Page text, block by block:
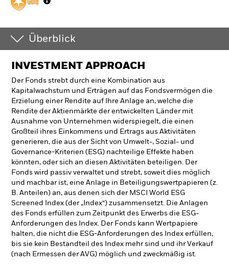
Überblick
INVESTMENT APPROACH
Der Fonds strebt durch eine Kombination aus
Kapitalwachstum und Erträgen auf das Fondsvermögen die
Erzielung einer Rendite auf Ihre Anlage an, welche die
Rendite der Aktienmärkte der entwickelten Länder mit
Ausnahme von Unternehmen widerspiegelt, die einen
Großteil ihres Einkommens und Ertrags aus Aktivitäten
generieren, die aus der Sicht von Umwelt-, Sozial- und
Governance-Kriterien (ESG) nachteilige Effekte haben
könnten, oder sich an diesen Aktivitäten beteiligen. Der
Fonds wird passiv verwaltet und strebt, soweit dies möglich
und machbar ist, eine Anlage in Beteiligungswertpapieren (z.
B. Anteilen) an, aus denen sich der MSCI World ESG
Screened Index (der „Index“) zusammensetzt. Die Anlagen
des Fonds erfüllen zum Zeitpunkt des Erwerbs die ESG-
Anforderungen des Index. Der Fonds kann Wertpapiere
halten, die nicht die ESG-Anforderungen des Index erfüllen,
bis sie kein Bestandteil des Index mehr sind und ihr Verkauf
(nach Ermessen der AVG) möglich und zweckmäßig ist.